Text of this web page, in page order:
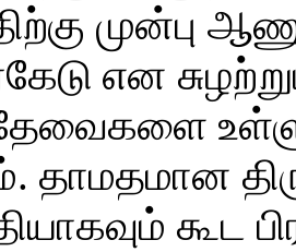
முன்பு
என
தாமதமான
கூட